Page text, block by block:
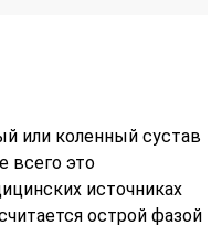
или коленный сустав
всего это
источниках
острой фазой